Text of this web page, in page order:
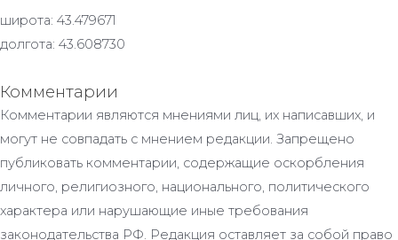
широта: 43.479671
долгота: 43.608730
Комментарии
Комментарии являются мнениями лиц, их написавших, и
могут не совпадать с мнением редакции. Запрещено
публиковать комментарии, содержащие оскорбления
личного, религиозного, национального, политического
характера или нарушающие иные требования
законодательства РФ. Редакция оставляет за собой право